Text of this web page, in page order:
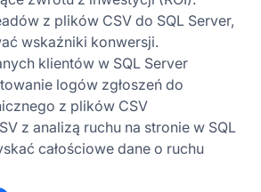
z plików CSV do SQL Server,
wskaźniki konwersji.
klientów w SQL Server
logów zgłoszeń do
z plików CSV
z analizą ruchu na stronie w SQL
całościowe dane o ruchu